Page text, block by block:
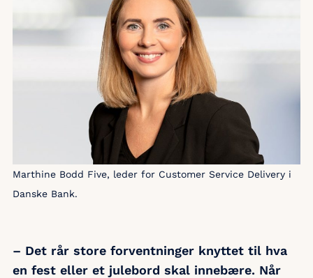
Marthine Bodd Five, leder for Customer Service Delivery i
Danske Bank.
– Det rår store forventninger knyttet til hva
en fest eller et julebord skal innebære. Når